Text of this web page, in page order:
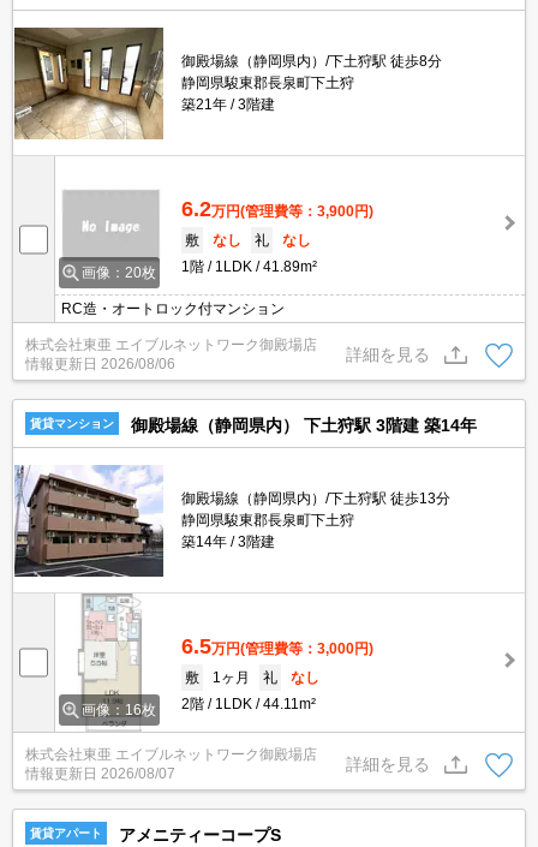
御殿場線（静岡県内）/下土狩駅 徒歩8分
静岡県駿東郡長泉町下土狩
築21年
3階建
画像：20枚
6.2万円(管理費等：3,900円)
敷
なし 礼
なし
1階
1LDK 41.89m²
RC造・オートロック付マンション
株式会社東亜 エイブルネットワーク御殿場店
情報更新日 2026/08/06
詳細を見る
賃貸マンション 御殿場線（静岡県内） 下土狩駅 3階建 築14年
御殿場線（静岡県内）/下土狩駅 徒歩13分
静岡県駿東郡長泉町下土狩
築14年
3階建
画像：16枚
6.5万円(管理費等：3,000円)
敷
1ヶ月 礼
なし
2階
1LDK 44.11m²
株式会社東亜 エイブルネットワーク御殿場店
情報更新日 2026/08/07
詳細を見る
賃貸アパート アメニティーコープS